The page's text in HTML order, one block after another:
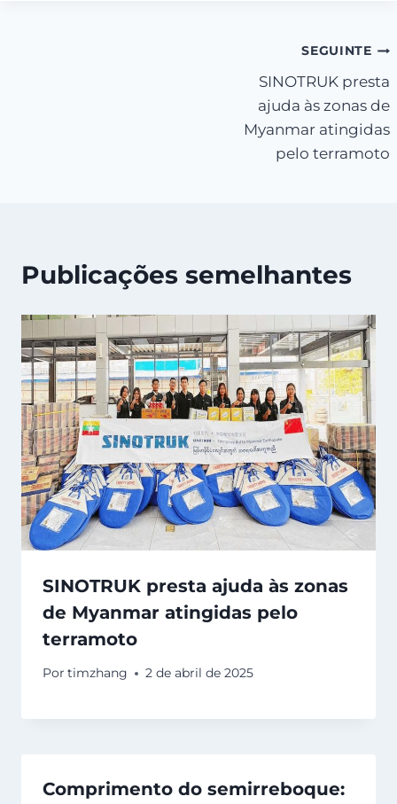
SEGUINTE
SINOTRUK presta
ajuda às zonas de
Myanmar atingidas
pelo terramoto
Publicações semelhantes
SINOTRUK presta ajuda às zonas
de Myanmar atingidas pelo
terramoto
Por timzhang 2 de abril de 2025
Comprimento do semirreboque: